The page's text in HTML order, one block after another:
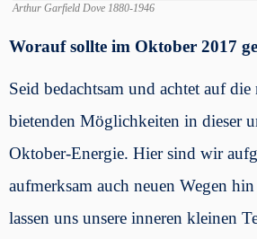
Arthur Garfield Dove 1880-1946
Worauf sollte im Oktober 2017
Seid bedachtsam und achtet auf die
bietenden Möglichkeiten in dieser
Oktober-Energie. Hier sind wir
aufmerksam auch neuen Wegen
lassen uns unsere inneren kleinen